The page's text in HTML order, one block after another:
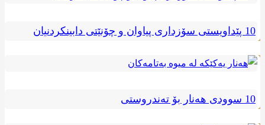
10 پێداویستی سۆزداری پیاوان و چۆنێتی دابینکردنیان
10 سوودی هەنار بۆ تەندروستی